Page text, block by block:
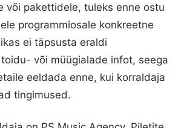
või pakettidele, tuleks enne ostu
programmiosale konkreetne
ei täpsusta eraldi
või müügialade infot, seega
eeldada enne, kui korraldaja
tingimused.